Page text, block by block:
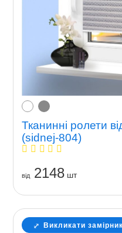
Тканинні ролети
(sidnej-804)
вiд2148шт
Викликати